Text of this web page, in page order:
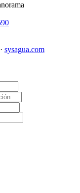
· sysagua.com